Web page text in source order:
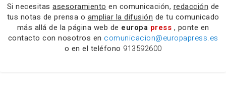
Si necesitas asesoramiento en comunicación, redacción de
tus notas de prensa o ampliar la difusión de tu comunicado
más allá de la página web de europa press , ponte en
contacto con nosotros en comunicacion@europapress.es
o en el teléfono 913592600